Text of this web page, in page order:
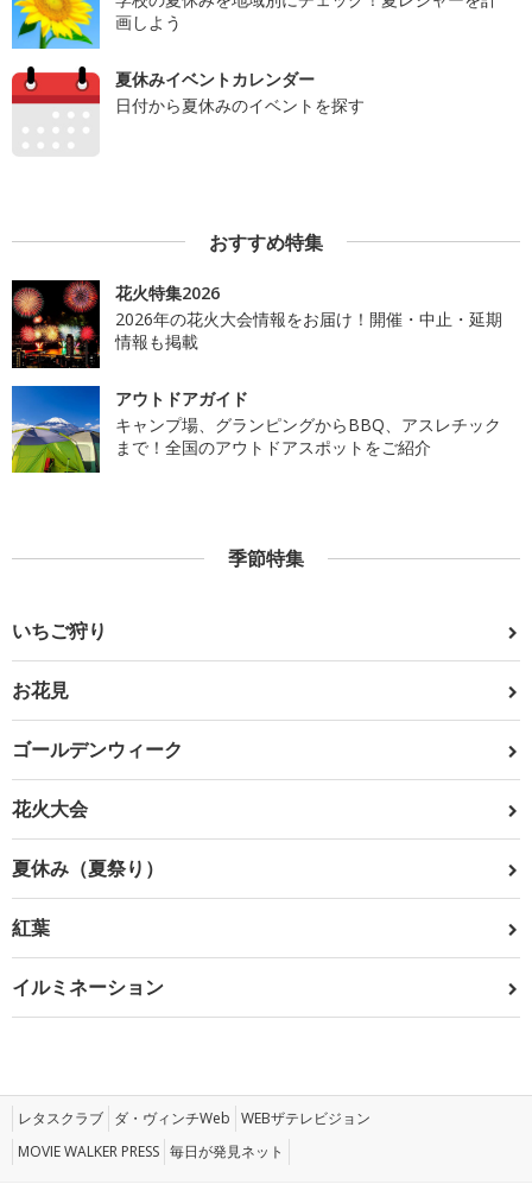
画しよう
夏休みイベントカレンダー
日付から夏休みのイベントを探す
おすすめ特集
花火特集2026
2026年の花火大会情報をお届け！開催・中止・延期
情報も掲載
アウトドアガイド
キャンプ場、グランピングからBBQ、アスレチック
まで！全国のアウトドアスポットをご紹介
季節特集
いちご狩り
お花見
ゴールデンウィーク
花火大会
夏休み（夏祭り）
紅葉
イルミネーション
レタスクラブ ダ・ヴィンチWeb WEBザテレビジョン
MOVIE WALKER PRESS 毎日が発見ネット